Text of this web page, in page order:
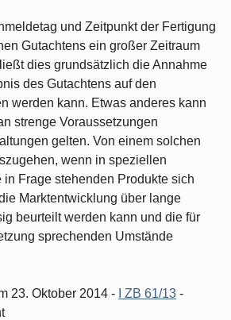
und Zeitpunkt der Fertigung
Gutachtens ein großer Zeitraum
dies grundsätzlich die Annahme
des Gutachtens auf den
werden kann. Etwas anderes kann
strenge Voraussetzungen
gelten. Von einem solchen
wenn in speziellen
Frage stehenden Produkte sich
Marktentwicklung über lange
beurteilt werden kann und die für
sprechenden Umstände
23. Oktober 2014 - I ZB 61/13 -